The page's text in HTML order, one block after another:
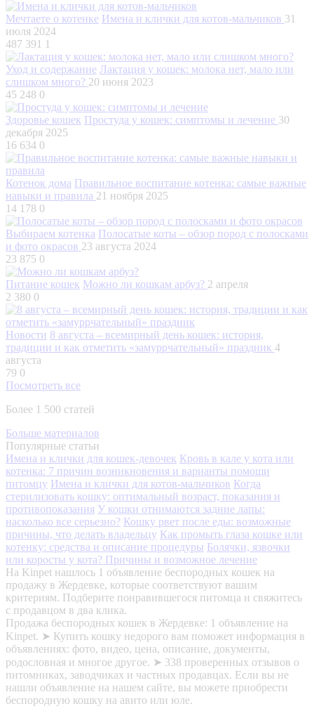
Мечтаете о котенке Имена и клички для котов-мальчиков 31
июля 2024
487 391 1
Уход и содержание Лактация у кошек: молока нет, мало или
слишком много? 20 июня 2023
45 248 0
Здоровье кошек Простуда у кошек: симптомы и лечение 30
декабря 2025
16 634 0
Котенок дома Правильное воспитание котенка: самые важные
навыки и правила 21 ноября 2025
14 178 0
Выбираем котенка Полосатые коты – обзор пород с полосками
и фото окрасов 23 августа 2024
23 875 0
Питание кошек Можно ли кошкам арбуз? 2 апреля
2 380 0
Новости 8 августа – всемирный день кошек: история,
традиции и как отметить «замуррчательный» праздник 4
августа
79 0
Посмотреть все
Более 1 500 статей
Больше материалов
Популярные статьи
Имена и клички для кошек-девочек Кровь в кале у кота или
котенка: 7 причин возникновения и варианты помощи
питомцу Имена и клички для котов-мальчиков Когда
стерилизовать кошку: оптимальный возраст, показания и
противопоказания У кошки отнимаются задние лапы:
насколько все серьезно? Кошку рвет после еды: возможные
причины, что делать владельцу Как промыть глаза кошке или
котенку: средства и описание процедуры Болячки, язвочки
или коросты у кота? Причины и возможное лечение
На Kinpet нашлось 1 объявление беспородных кошек на
продажу в Жердевке, которые соответствуют вашим
критериям. Подберите понравившегося питомца и свяжитесь
с продавцом в два клика.
Продажа беспородных кошек в Жердевке: 1 объявление на
Kinpet. ➤ Купить кошку недорого вам поможет информация в
объявлениях: фото, видео, цена, описание, документы,
родословная и многое другое. ➤ 338 проверенных отзывов о
питомниках, заводчиках и частных продавцах. Если вы не
нашли объявление на нашем сайте, вы можете приобрести
беспородную кошку на авито или юле.